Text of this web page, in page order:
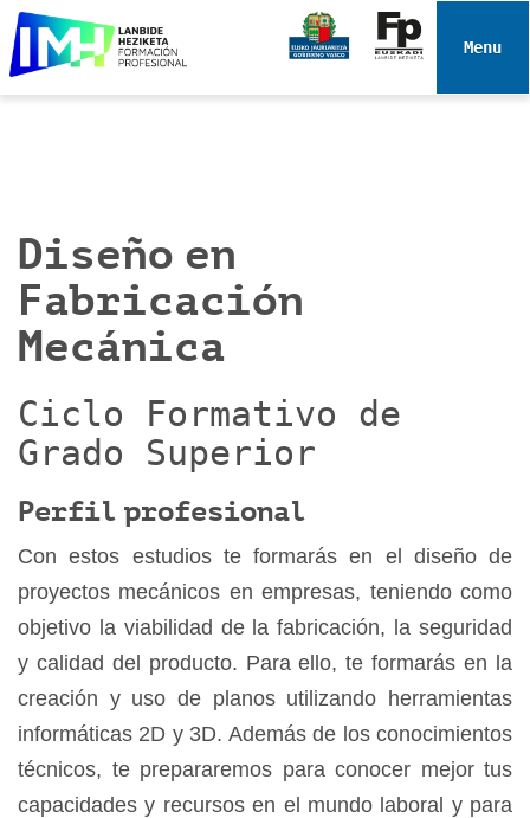
v
e
Toggle
Diseño en
Fabricación
Mecánica
Ciclo Formativo de
Grado Superior
Perfil profesional
Con estos estudios te formarás en el diseño de
proyectos mecánicos en empresas, teniendo como
objetivo la viabilidad de la fabricación, la seguridad
y calidad del producto. Para ello, te formarás en la
creación y uso de planos utilizando herramientas
informáticas 2D y 3D. Además de los conocimientos
técnicos, te prepararemos para conocer mejor tus
capacidades y recursos en el mundo laboral y para